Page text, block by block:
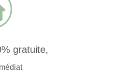
gratuite,